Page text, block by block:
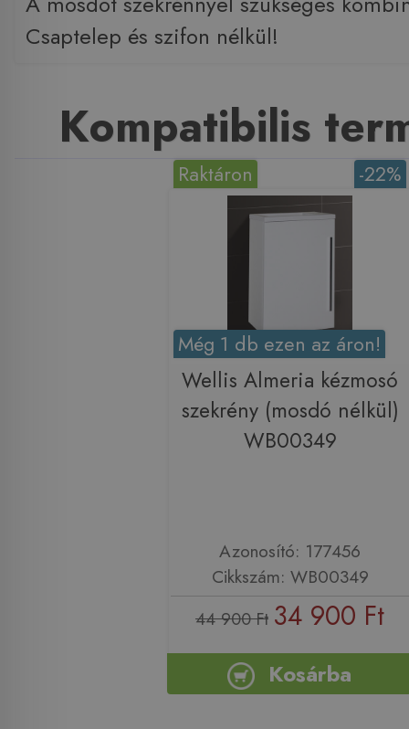
Csaptelep és szifon nélkül!
Kompatibilis
-22%
Raktáron
Még 1 db ezen az áron!
Wellis Almeria kézmosó
szekrény (mosdó nélkül)
WB00349
Azonosító: 177456
Cikkszám: WB00349
44 900 Ft 34 900 Ft
Kosárba